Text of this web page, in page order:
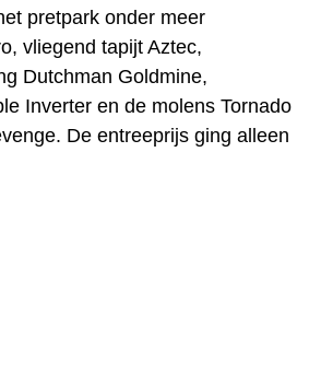
pretpark onder meer
vliegend tapijt Aztec,
Dutchman Goldmine,
Inverter en de molens Tornado
De entreeprijs ging alleen